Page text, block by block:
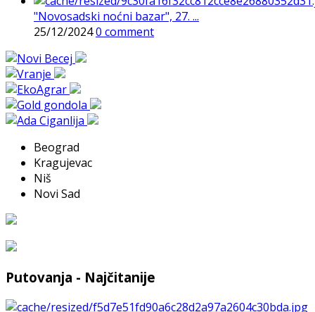
"Novosadski noćni bazar", 27. ...
25/12/20240 comment
Beograd
Kragujevac
Niš
Novi Sad
Putovanja - Najčitanije